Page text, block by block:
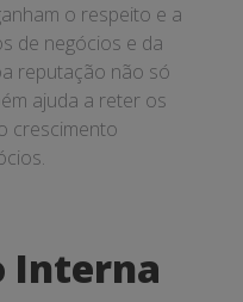
o respeito e a
de negócios e da
reputação não só
ajuda a reter os
crescimento
Interna